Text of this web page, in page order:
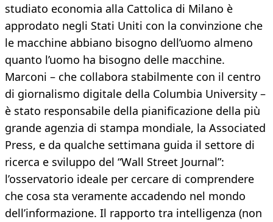
studiato economia alla Cattolica di Milano è
approdato negli Stati Uniti con la convinzione che
le macchine abbiano bisogno dell’uomo almeno
quanto l’uomo ha bisogno delle macchine.
Marconi – che collabora stabilmente con il centro
di giornalismo digitale della Columbia University –
è stato responsabile della pianificazione della più
grande agenzia di stampa mondiale, la Associated
Press, e da qualche settimana guida il settore di
ricerca e sviluppo del “Wall Street Journal”:
l’osservatorio ideale per cercare di comprendere
che cosa sta veramente accadendo nel mondo
dell’informazione. Il rapporto tra intelligenza (non